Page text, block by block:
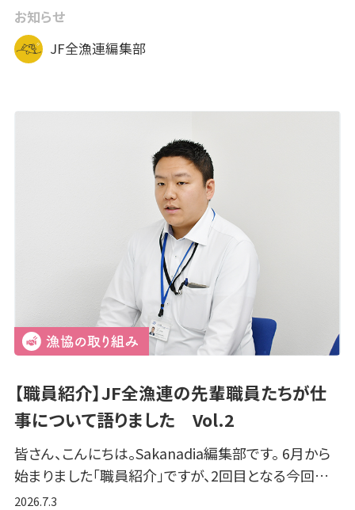
お知らせ
JF全漁連編集部
【職員紹介】JF全漁連の先輩職員たちが仕
事について語りました Vol.2
皆さん、こんにちは。Sakanadia編集部です。 6月から
始まりました「職員紹介」ですが、2回目となる今回…
2026.7.3